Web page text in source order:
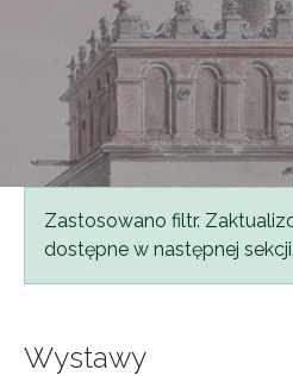
Komunikat
Zastosowano filtr.
dostępne w następnej sekcji.
Wystawy